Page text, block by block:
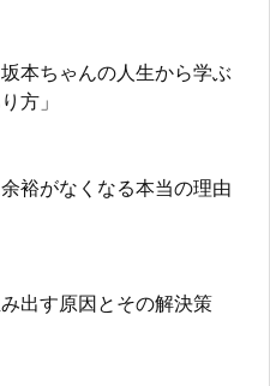
坂本ちゃんの人生から学ぶ
方」
裕がなくなる本当の理由
み出す原因とその解決策